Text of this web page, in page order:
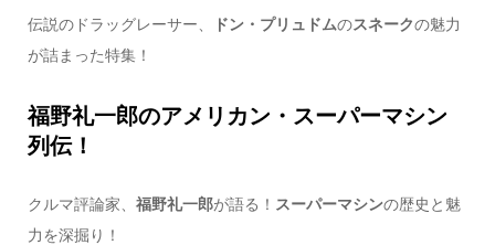
伝説のドラッグレーサー、 ドン・プリュドムのスネークの魅力
が詰まった特集！
福野礼一郎のアメリカン・スーパーマシン
列伝！
クルマ評論家、 福野礼一郎が語る！ スーパーマシンの歴史と魅
力を深掘り！